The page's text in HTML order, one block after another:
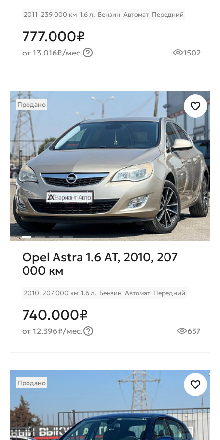
2011 239 000 км 1.6 л. Бензин Автомат Передний
777.000₽
от 13.016₽/мес. 1502
Продано
Opel Astra 1.6 AT, 2010, 207
000 км
2010 207 000 км 1.6 л. Бензин Автомат Передний
740.000₽
от 12.396₽/мес. 637
Продано